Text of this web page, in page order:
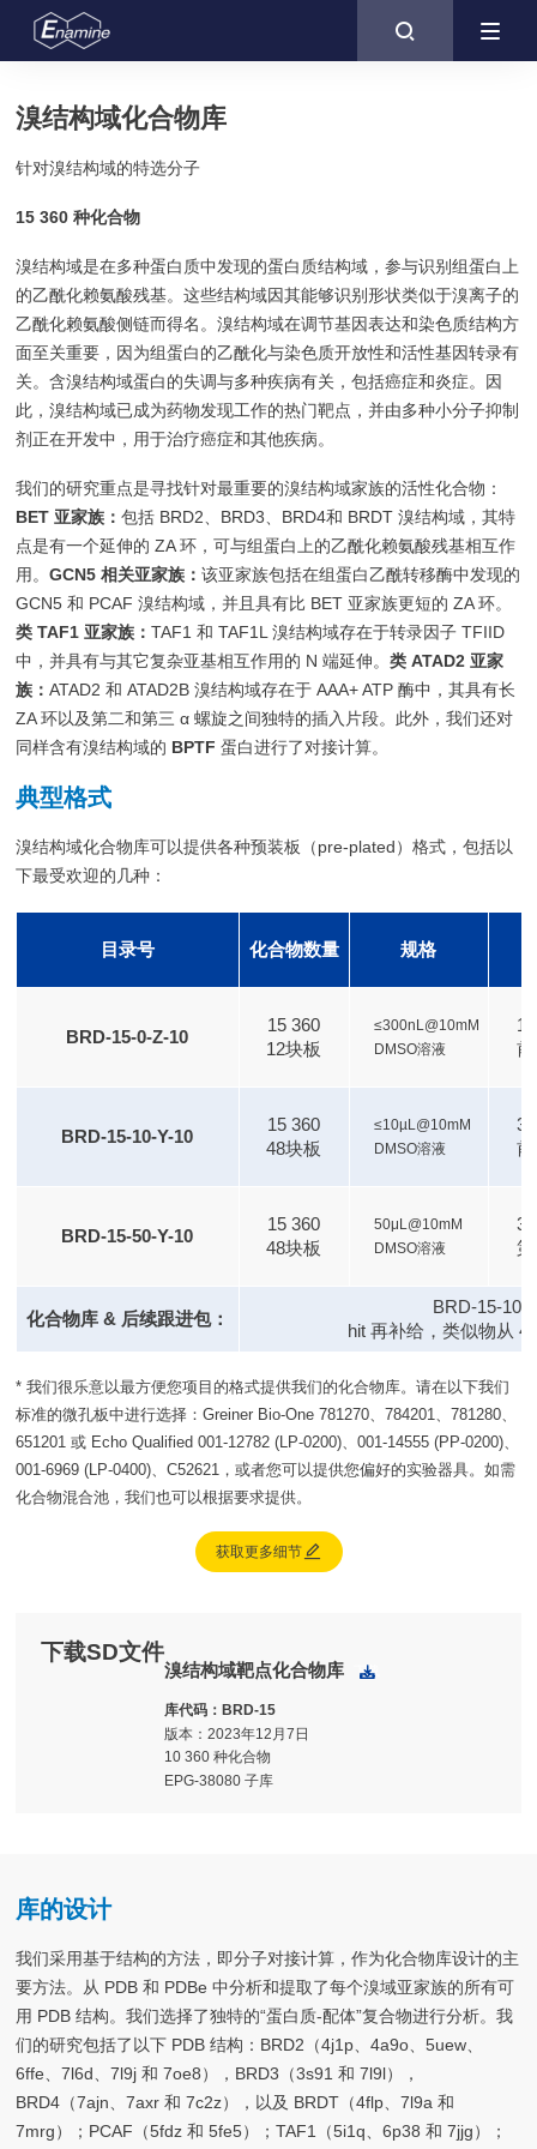

溴结构域化合物库
针对溴结构域的特选分子
15 360 种化合物
溴结构域是在多种蛋白质中发现的蛋白质结构域，参与识别组蛋白上
的乙酰化赖氨酸残基。这些结构域因其能够识别形状类似于溴离子的
乙酰化赖氨酸侧链而得名。溴结构域在调节基因表达和染色质结构方
面至关重要，因为组蛋白的乙酰化与染色质开放性和活性基因转录有
关。含溴结构域蛋白的失调与多种疾病有关，包括癌症和炎症。因
此，溴结构域已成为药物发现工作的热门靶点，并由多种小分子抑制
剂正在开发中，用于治疗癌症和其他疾病。
我们的研究重点是寻找针对最重要的溴结构域家族的活性化合物：
BET 亚家族： 包括 BRD2、BRD3、BRD4和 BRDT 溴结构域，其特
点是有一个延伸的 ZA 环，可与组蛋白上的乙酰化赖氨酸残基相互作
用。 GCN5 相关亚家族： 该亚家族包括在组蛋白乙酰转移酶中发现的
GCN5 和 PCAF 溴结构域，并且具有比 BET 亚家族更短的 ZA 环。
类 TAF1 亚家族： TAF1 和 TAF1L 溴结构域存在于转录因子 TFIID
中，并具有与其它复杂亚基相互作用的 N 端延伸。 类 ATAD2 亚家
族： ATAD2 和 ATAD2B 溴结构域存在于 AAA+ ATP 酶中，其具有长
ZA 环以及第二和第三 α 螺旋之间独特的插入片段。此外，我们还对
同样含有溴结构域的 BPTF 蛋白进行了对接计算。
典型格式
溴结构域化合物库可以提供各种预装板（pre-plated）格式，包括以
下最受欢迎的几种：
目录号 化合物数量 规格
BRD-15-0-Z-10
15 360
12块板
≤300nL@10mM
DMSO溶液
BRD-15-10-Y-10
15 360
48块板
≤10µL@10mM
DMSO溶液
BRD-15-50-Y-10
15 360
48块板
50μL@10mM
DMSO溶液
化合物库 & 后续跟进包：
BRD-15-10-
hit 再补给，类似物从
* 我们很乐意以最方便您项目的格式提供我们的化合物库。请在以下我们
标准的微孔板中进行选择：Greiner Bio-One 781270、784201、781280、
651201 或 Echo Qualified 001-12782 (LP-0200)、001-14555 (PP-0200)、
001-6969 (LP-0400)、C52621，或者您可以提供您偏好的实验器具。如需
化合物混合池，我们也可以根据要求提供。
获取更多细节
下载SD文件
溴结构域靶点化合物库 下载
库代码：BRD-15
版本：2023年12月7日
10 360 种化合物
EPG-38080 子库
库的设计
我们采用基于结构的方法，即分子对接计算，作为化合物库设计的主
要方法。从 PDB 和 PDBe 中分析和提取了每个溴域亚家族的所有可
用 PDB 结构。我们选择了独特的“蛋白质-配体”复合物进行分析。我
们的研究包括了以下 PDB 结构：BRD2（4j1p、4a9o、5uew、
6ffe、7l6d、7l9j 和 7oe8），BRD3（3s91 和 7l9l），
BRD4（7ajn、7axr 和 7c2z），以及 BRDT（4flp、7l9a 和
7mrg）；PCAF（5fdz 和 5fe5）；TAF1（5i1q、6p38 和 7jjg）；